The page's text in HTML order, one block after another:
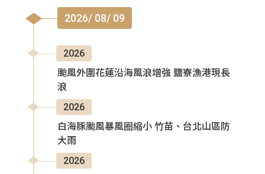
2026/ 08/ 09
2026
颱風外圍花蓮沿海風浪增強 鹽寮漁港現長
浪
2026
白海豚颱風暴風圈縮小 竹苗、台北山區防
大雨
2026